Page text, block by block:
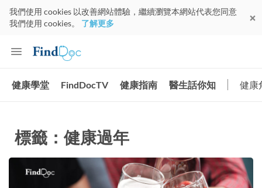
我們使用 cookies 以改善網站體驗，繼續瀏覽本網站代表您同意
我們使用 cookies。 了解更多
健康學堂 FindDocTV 健康指南 醫生話你知 健康
標籤：健康過年